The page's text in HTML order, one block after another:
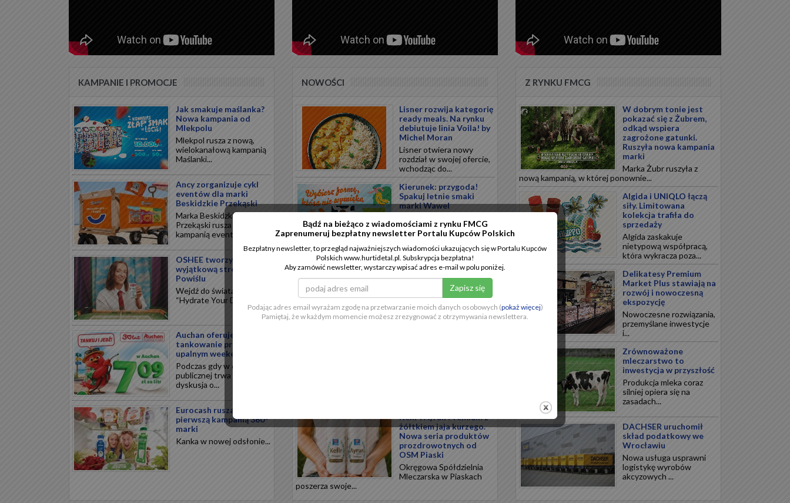
KAMPANIE I PROMOCJE
Jak smakuje maślanka?
Nowa kampania od
Mlekpolu
Mlekpol rusza z nową,
wielokanałową kampanią
Maślanki...
Ancy zorganizuje cykl
eventów dla marki
Beskidzkie Przekąski
Marka Beskidzkie
Przekąski rusza z nową
kampanią eventową...
OSHEE tworzy
wyjątkową strefę na
Powiślu
Wejdź do świata kampanii
“Hydrate Your Dreams”....
Auchan oferuje tańsze
tankowanie przed
upalnym weekendem
Podczas gdy w debacie
publicznej trwa ożywiona
dyskusja o...
Eurocash rusza z
pierwszą kampanią 360°
marki
Kanka w nowej odsłonie...
NOWOŚCI
Lisner rozwija kategorię
ready meals. Na rynku
debiutuje linia Voila! by
Michel Moran
Lisner otwiera nowy
rozdział w swojej ofercie,
wchodząc do...
Kierunek: przygoda!
Spakuj letnie smaki
marki Wawel
chwilom relaksu, a
odpowiednio...
Polska marka
CHILLBERRY
wprowadza nową
innowację w segmencie
mrożonych przekąsek
CHILLBERRY wprowadza
nową linię...
Kefir i Ayran Premium z
żółtkiem jaja kurzego.
Nowa seria produktów
prozdrowotnych od
OSM Piaski
Okręgowa Spółdzielnia
Mleczarska w Piaskach
poszerza swoje...
Z RYNKU FMCG
W dobrym tonie jest
pokazać się z Żubrem,
odkąd wspiera
zagrożone gatunki.
Ruszyła nowa kampania
marki
Marka Żubr ruszyła z
nową kampanią, w której ponownie...
Algida i UNIQLO łączą
siły. Limitowana
kolekcja trafiła do
sprzedaży
Algida zaskakuje
nietypową współpracą,
która wykracza poza...
Delikatesy Premium
Market Plus stawiają na
rozwój i nowoczesną
ekspozycję
Nowoczesne rozwiązania,
przemyślane inwestycje
i...
Zrównoważone
mleczarstwo to
inwestycja w przyszłość
Produkcja mleka coraz
silniej opiera się na
zasadach...
DACHSER uruchomił
skład podatkowy we
Wrocławiu
Nowa usługa usprawni
logistykę wyrobów
akcyzowych ...
Bądź na bieżąco z wiadomościami z rynku FMCG
Zaprenumeruj bezpłatny newsletter Portalu Kupców Polskich
Bezpłatny newsletter, to przegląd najważniejszych wiadomości ukazujących się w Portalu Kupców
Polskich www.hurtidetal.pl. Subskrypcja bezpłatna!
Aby zamówić newsletter, wystarczy wpisać adres e-mail w polu poniżej.
Podając adres email wyrażam zgodę na przetwarzanie moich danych osobowych (pokaż więcej)
Pamiętaj, że w każdym momencie możesz zrezygnować z otrzymywania newslettera.